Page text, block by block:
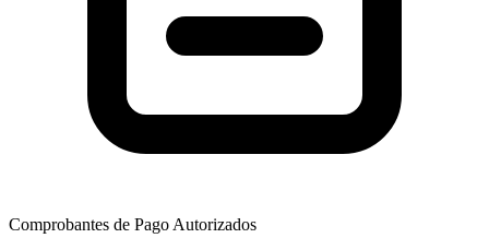
Comprobantes de Pago Autorizados